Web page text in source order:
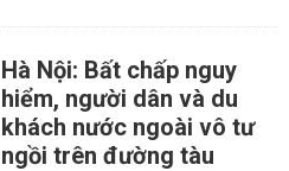
Hà Nội: Bất chấp nguy
hiểm, người dân và du
khách nước ngoài vô tư
ngồi trên đường tàu